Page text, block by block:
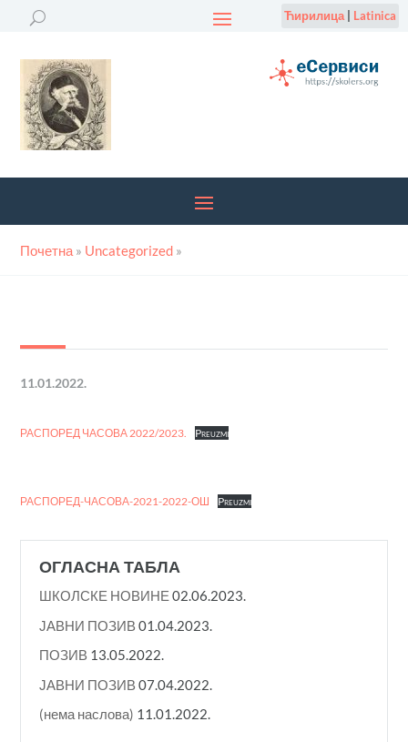
Ћирилица| Latinica
Почетна » Uncategorized »
11.01.2022.
РАСПОРЕД ЧАСОВА 2022/2023. Preuzmi
РАСПОРЕД-ЧАСОВА-2021-2022-ОШ Preuzmi
ОГЛАСНА ТАБЛА
ШКОЛСКЕ НОВИНЕ 02.06.2023.
ЈАВНИ ПОЗИВ 01.04.2023.
ПОЗИВ 13.05.2022.
ЈАВНИ ПОЗИВ 07.04.2022.
(нема наслова) 11.01.2022.